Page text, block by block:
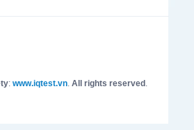
: www.iqtest.vn. All rights reserved.